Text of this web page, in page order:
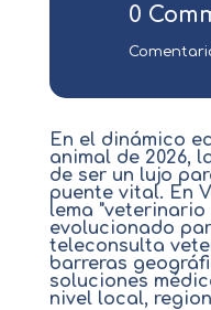
0
En el dinámico
animal de 2026,
de ser un lujo
puente vital. En
lema "veterinario
evolucionado
teleconsulta
barreras
soluciones
nivel local,